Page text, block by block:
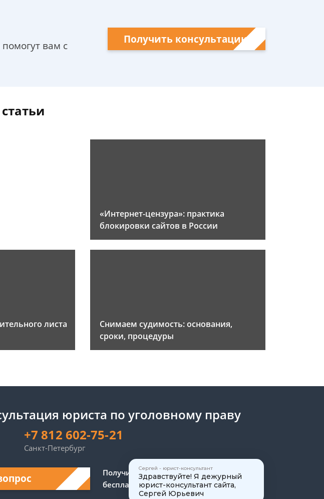
вам с
Получить консультацию
«Интернет-цензура»: практика
блокировки сайтов в России
листа
Снимаем судимость: основания,
сроки, процедуры
юриста по уголовному праву
+7 812 602-75-21
Санкт-Петербург
Получите консультацию
бесплатно
Сергей - юрист-консультант
Здравствуйте! Я дежурный
юрист-консультант сайта,
Сергей Юрьевич